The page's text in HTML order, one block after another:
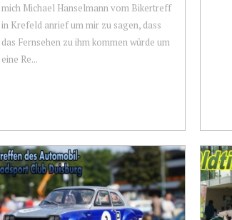
mich Michael Hanselmann vom Bikertreff
in Krefeld anrief um mir zu sagen, dass
das Fernsehen zu ihm kommen würde um
eine Re...